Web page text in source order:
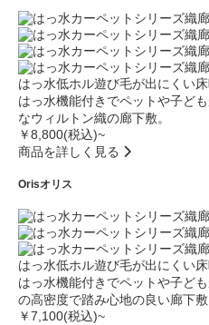
はっ水低ホル遊び毛が出にくい
はっ水機能付きでペットや子ど
なウィルトン織の廊下敷。
￥8,800(税込)~
商品を詳しく見る
Orisオリス
はっ水低ホル遊び毛が出にくい
はっ水機能付きでペットや子ど
の高密度で踏み心地の良い廊下敷
￥7,100(税込)~